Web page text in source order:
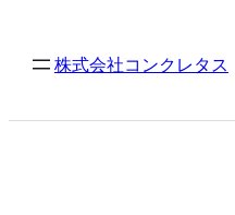
容
株式会社コンクレタス